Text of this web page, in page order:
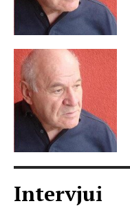
Intervjui